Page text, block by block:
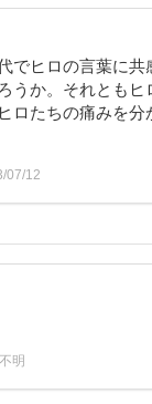
でヒロの言葉に
うか。それとも
ロたちの痛みを
07/12
明